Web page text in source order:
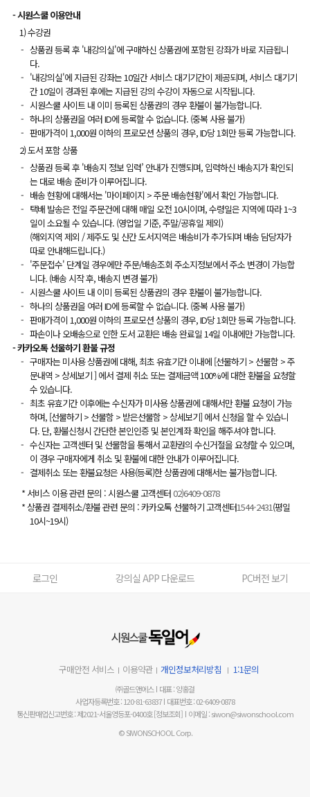
제합니다.
6. 동의 거부 권리
귀하는 위 개인정보 수집 및 이용에 대한 동의를 거부할 권리가 있습니다. 다만, 필
수항목 동의를 거부하실 경우 현금영수증 발급 서비스 이용이 제한될 수 있습니다.
- 시원스쿨 이용안내
1) 수강권
상품권 등록 후 '내강의실'에 구매하신 상품권에 포함된 강좌가 바로 지급됩니
다.
'내강의실'에 지급된 강좌는 10일간 서비스 대기기간이 제공되며, 서비스 대기기
간 10일이 경과된 후에는 지급된 강의 수강이 자동으로 시작됩니다.
시원스쿨 사이트 내 이미 등록된 상품권의 경우 환불이 불가능합니다.
하나의 상품권을 여러 ID에 등록할 수 없습니다. (중복 사용 불가)
판매가격이 1,000원 이하의 프로모션 상품의 경우, ID당 1회만 등록 가능합니다.
2) 도서 포함 상품
상품권 등록 후 '배송지 정보 입력’ 안내가 진행되며, 입력하신 배송지가 확인되
는 대로 배송 준비가 이루어집니다.
배송 현황에 대해서는 '마이페이지 > 주문 배송현황'에서 확인 가능합니다.
택배 발송은 전일 주문건에 대해 매일 오전 10시이며, 수령일은 지역에 따라 1~3
일이 소요될 수 있습니다. (영업일 기준, 주말/공휴일 제외)
(해외지역 제외 / 제주도 및 산간 도서지역은 배송비가 추가되며 배송 담당자가
따로 안내해드립니다.)
'주문접수' 단계일 경우에만 주문/배송조회 주소지정보에서 주소 변경이 가능합
니다. (배송 시작 후, 배송지 변경 불가)
시원스쿨 사이트 내 이미 등록된 상품권의 경우 환불이 불가능합니다.
하나의 상품권을 여러 ID에 등록할 수 없습니다. (중복 사용 불가)
판매가격이 1,000원 이하의 프로모션 상품의 경우, ID당 1회만 등록 가능합니다.
파손이나 오배송으로 인한 도서 교환은 배송 완료일 14일 이내에만 가능합니다.
- 카카오톡 선물하기 환불 규정
구매자는 미사용 상품권에 대해, 최초 유효기간 이내에 [선물하기 > 선물함 > 주
문내역 > 상세보기 ] 에서 결제 취소 또는 결제금액 100%에 대한 환불을 요청할
수 있습니다.
최초 유효기간 이후에는 수신자가 미사용 상품권에 대해서만 환불 요청이 가능
하며, [선물하기 > 선물함 > 받은선물함 > 상세보기] 에서 신청을 할 수 있습니
다. 단, 환불신청시 간단한 본인인증 및 본인계좌 확인을 해주셔야 합니다.
수신자는 고객센터 및 선물함을 통해서 교환권의 수신거절을 요청할 수 있으며,
이 경우 구매자에게 취소 및 환불에 대한 안내가 이루어집니다.
결제취소 또는 환불요청은 사용(등록)한 상품권에 대해서는 불가능합니다.
* 서비스 이용 관련 문의 : 시원스쿨 고객센터02)6409-0878
* 상품권 결제취소/환불 관련 문의 : 카카오톡 선물하기 고객센터1544-2431(평일
10시~19시)
로그인 강의실 APP 다운로드 PC버전 보기
구매안전 서비스 이용약관 개인정보처리방침 1:1문의
㈜골드앤에스 대표 : 양홍걸
사업자등록번호 : 120-81-63837 대표번호 : 02-6409-0878
통신판매업신고번호 : 제2021-서울영등포-0400호[정보조회] 이메일 : siwon@siwonschool.com
© SIWONSCHOOL Corp.